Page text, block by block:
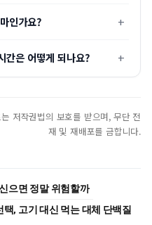
인가요?
간은 어떻게 되나요?
저작권법의 보호를 받으며, 무단 전
재 및 재배포를 금합니다.
으면 정말 위험할까
, 고기 대신 먹는 대체 단백질